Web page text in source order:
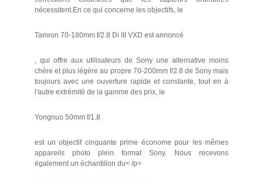
nécessitent.En ce qui concerne les objectifs, le
Tamron 70-180mm f/2.8 Di III VXD est annoncé
, qui offre aux utilisateurs de Sony une alternative moins
chère et plus légère au propre 70-200mm f/2.8 de Sony mais
toujours avec une ouverture rapide et constante, tout en à
l'autre extrémité de la gamme des prix, le
Yongnuo 50mm f/1.8
est un objectif cinquante prime économe pour les mêmes
appareils photo plein format Sony. Nous recevons
également un échantillon du< /p>